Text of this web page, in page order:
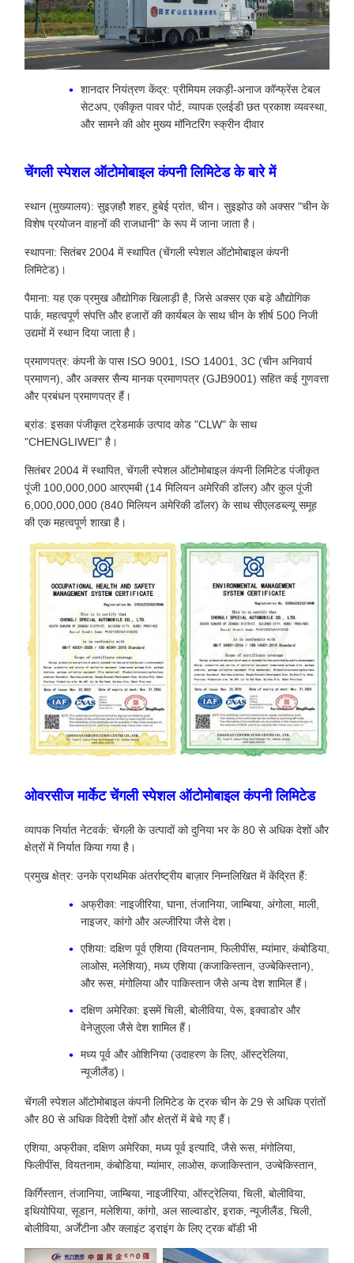
शानदार नियंत्रण केंद्र: प्रीमियम लकड़ी-अनाज कॉन्फ्रेंस टेबल
सेटअप, एकीकृत पावर पोर्ट, व्यापक एलईडी छत प्रकाश व्यवस्था,
और सामने की ओर मुख्य मॉनिटरिंग स्क्रीन दीवार
चेंगली स्पेशल ऑटोमोबाइल कंपनी लिमिटेड के बारे में
स्थान (मुख्यालय): सुइज़हौ शहर, हुबेई प्रांत, चीन। सुइझोउ को अक्सर "चीन के
विशेष प्रयोजन वाहनों की राजधानी" के रूप में जाना जाता है।
स्थापना: सितंबर 2004 में स्थापित (चेंगली स्पेशल ऑटोमोबाइल कंपनी
लिमिटेड)।
पैमाना: यह एक प्रमुख औद्योगिक खिलाड़ी है, जिसे अक्सर एक बड़े औद्योगिक
पार्क, महत्वपूर्ण संपत्ति और हजारों की कार्यबल के साथ चीन के शीर्ष 500 निजी
उद्यमों में स्थान दिया जाता है।
प्रमाणपत्र: कंपनी के पास ISO 9001, ISO 14001, 3C (चीन अनिवार्य
प्रमाणन), और अक्सर सैन्य मानक प्रमाणपत्र (GJB9001) सहित कई गुणवत्ता
और प्रबंधन प्रमाणपत्र हैं।
ब्रांड: इसका पंजीकृत ट्रेडमार्क उत्पाद कोड "CLW" के साथ
"CHENGLIWEI" है।
सितंबर 2004 में स्थापित, चेंगली स्पेशल ऑटोमोबाइल कंपनी लिमिटेड पंजीकृत
पूंजी 100,000,000 आरएमबी (14 मिलियन अमेरिकी डॉलर) और कुल पूंजी
6,000,000,000 (840 मिलियन अमेरिकी डॉलर) के साथ सीएलडब्ल्यू समूह
की एक महत्वपूर्ण शाखा है।
ओवरसीज मार्केट चेंगली स्पेशल ऑटोमोबाइल कंपनी लिमिटेड
व्यापक निर्यात नेटवर्क: चेंगली के उत्पादों को दुनिया भर के 80 से अधिक देशों और
क्षेत्रों में निर्यात किया गया है।
प्रमुख क्षेत्र: उनके प्राथमिक अंतर्राष्ट्रीय बाज़ार निम्नलिखित में केंद्रित हैं:
अफ्रीका: नाइजीरिया, घाना, तंजानिया, जाम्बिया, अंगोला, माली,
नाइजर, कांगो और अल्जीरिया जैसे देश।
एशिया: दक्षिण पूर्व एशिया (वियतनाम, फिलीपींस, म्यांमार, कंबोडिया,
लाओस, मलेशिया), मध्य एशिया (कजाकिस्तान, उज्बेकिस्तान),
और रूस, मंगोलिया और पाकिस्तान जैसे अन्य देश शामिल हैं।
दक्षिण अमेरिका: इसमें चिली, बोलीविया, पेरू, इक्वाडोर और
वेनेज़ुएला जैसे देश शामिल हैं।
मध्य पूर्व और ओशिनिया (उदाहरण के लिए, ऑस्ट्रेलिया,
न्यूजीलैंड)।
चेंगली स्पेशल ऑटोमोबाइल कंपनी लिमिटेड के ट्रक चीन के 29 से अधिक प्रांतों
और 80 से अधिक विदेशी देशों और क्षेत्रों में बेचे गए हैं।
एशिया, अफ्रीका, दक्षिण अमेरिका, मध्य पूर्व इत्यादि, जैसे रूस, मंगोलिया,
फिलीपींस, वियतनाम, कंबोडिया, म्यांमार, लाओस, कजाकिस्तान, उज्बेकिस्तान,
किर्गिस्तान, तंजानिया, जाम्बिया, नाइजीरिया, ऑस्ट्रेलिया, चिली, बोलीविया,
इथियोपिया, सूडान, मलेशिया, कांगो, अल साल्वाडोर, इराक, न्यूजीलैंड, चिली,
बोलीविया, अर्जेंटीना और क्लाइंट ड्राइंग के लिए ट्रक बॉडी भी